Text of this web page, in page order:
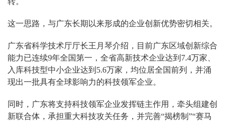
这一思路，与广东长期以来形成的企业创新优势密切相关。
广东省科学技术厅厅长王月琴介绍，目前广东区域创新综合
能力已连续9年全国第一，全省高新技术企业达到7.4万家、
入库科技型中小企业达到5.6万家，均位居全国前列，并涌
现出一批具有全球影响力的科技领军企业。
同时，广东将支持科技领军企业发挥链主作用，牵头组建创
新联合体，承担重大科技攻关任务，并完善“揭榜制”“赛马